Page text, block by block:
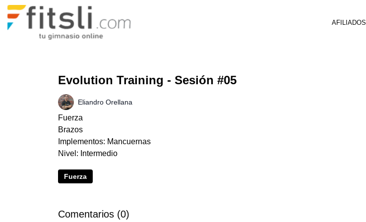
AFILIADOS
Evolution Training - Sesión #05
Eliandro Orellana
Fuerza
Brazos
Implementos: Mancuernas
Nivel: Intermedio
Fuerza
Comentarios (0)